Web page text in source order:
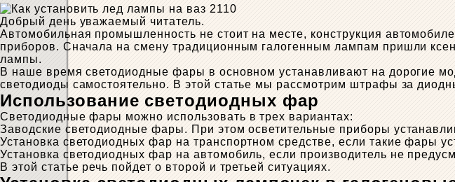
Добрый день уважаемый читатель.
Автомобильная промышленность не стоит на месте, конструкция
приборов. Сначала на смену традиционным галогенным лампам пришли
лампы.
В наше время светодиодные фары в основном устанавливают на дорогие
светодиоды самостоятельно. В этой статье мы рассмотрим штрафы за
Использование светодиодных фар
Светодиодные фары можно использовать в трех вариантах:
Заводские светодиодные фары. При этом осветительные приборы
Установка светодиодных фар на транспортном средстве, если такие фары
Установка светодиодных фар на автомобиль, если производитель не
В этой статье речь пойдет о второй и третьей ситуациях.